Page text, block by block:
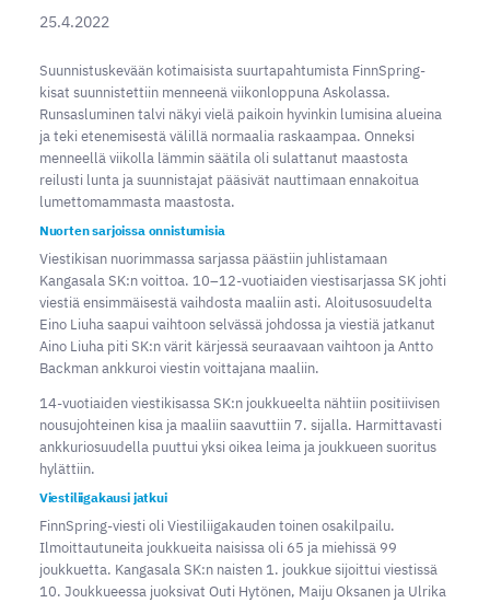
25.4.2022
Suunnistuskevään kotimaisista suurtapahtumista FinnSpring-
kisat suunnistettiin menneenä viikonloppuna Askolassa.
Runsasluminen talvi näkyi vielä paikoin hyvinkin lumisina alueina
ja teki etenemisestä välillä normaalia raskaampaa. Onneksi
menneellä viikolla lämmin säätila oli sulattanut maastosta
reilusti lunta ja suunnistajat pääsivät nauttimaan ennakoitua
lumettomammasta maastosta.
Nuorten sarjoissa onnistumisia
Viestikisan nuorimmassa sarjassa päästiin juhlistamaan
Kangasala SK:n voittoa. 10–12-vuotiaiden viestisarjassa SK johti
viestiä ensimmäisestä vaihdosta maaliin asti. Aloitusosuudelta
Eino Liuha saapui vaihtoon selvässä johdossa ja viestiä jatkanut
Aino Liuha piti SK:n värit kärjessä seuraavaan vaihtoon ja Antto
Backman ankkuroi viestin voittajana maaliin.
14-vuotiaiden viestikisassa SK:n joukkueelta nähtiin positiivisen
nousujohteinen kisa ja maaliin saavuttiin 7. sijalla. Harmittavasti
ankkuriosuudella puuttui yksi oikea leima ja joukkueen suoritus
hylättiin.
Viestiliigakausi jatkui
FinnSpring-viesti oli Viestiliigakauden toinen osakilpailu.
Ilmoittautuneita joukkueita naisissa oli 65 ja miehissä 99
joukkuetta. Kangasala SK:n naisten 1. joukkue sijoittui viestissä
10. Joukkueessa juoksivat Outi Hytönen, Maiju Oksanen ja Ulrika